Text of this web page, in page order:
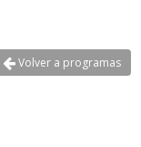
Volver a programas